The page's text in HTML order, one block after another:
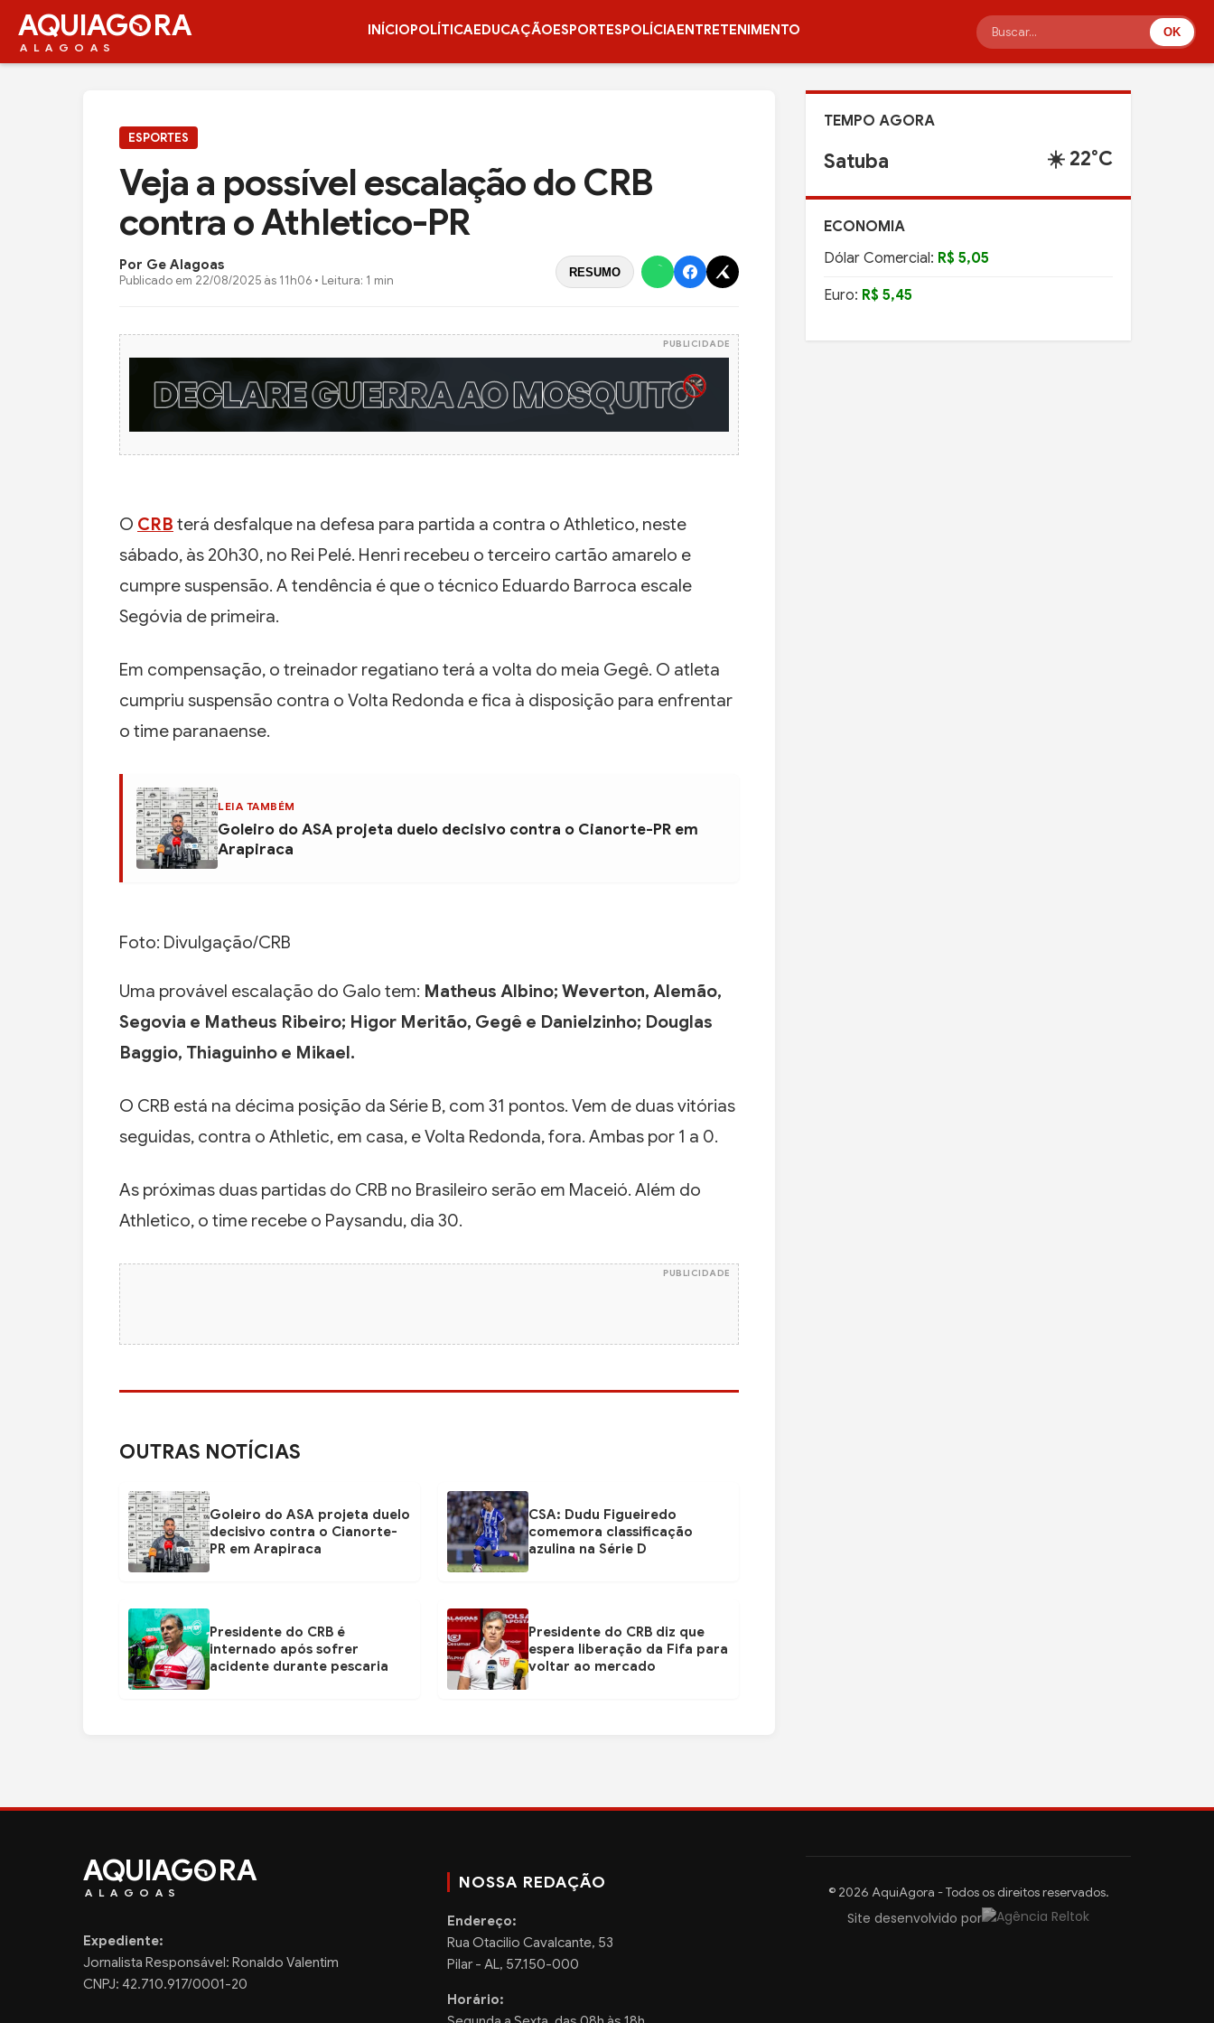
AQUIAG RA
ALAGOAS
INÍCIOPOLÍTICAEDUCAÇÃOESPORTESPOLÍCIAENTRETENIMENTO OK
ESPORTES
Veja a possível escalação do CRB
contra o Athletico-PR
Por Ge Alagoas
Publicado em 22/08/2025 às 11h06 • Leitura: 1 min
RESUMO
PUBLICIDADE
O CRB terá desfalque na defesa para partida a contra o Athletico, neste
sábado, às 20h30, no Rei Pelé. Henri recebeu o terceiro cartão amarelo e
cumpre suspensão. A tendência é que o técnico Eduardo Barroca escale
Segóvia de primeira.
Em compensação, o treinador regatiano terá a volta do meia Gegê. O atleta
cumpriu suspensão contra o Volta Redonda e fica à disposição para enfrentar
o time paranaense.
LEIA TAMBÉM
Goleiro do ASA projeta duelo decisivo contra o Cianorte-PR em
Arapiraca
Foto: Divulgação/CRB
Uma provável escalação do Galo tem: Matheus Albino; Weverton, Alemão,
Segovia e Matheus Ribeiro; Higor Meritão, Gegê e Danielzinho; Douglas
Baggio, Thiaguinho e Mikael.
O CRB está na décima posição da Série B, com 31 pontos. Vem de duas vitórias
seguidas, contra o Athletic, em casa, e Volta Redonda, fora. Ambas por 1 a 0.
As próximas duas partidas do CRB no Brasileiro serão em Maceió. Além do
Athletico, o time recebe o Paysandu, dia 30.
PUBLICIDADE
OUTRAS NOTÍCIAS
Goleiro do ASA projeta duelo
decisivo contra o Cianorte-
PR em Arapiraca
CSA: Dudu Figueiredo
comemora classificação
azulina na Série D
Presidente do CRB é
internado após sofrer
acidente durante pescaria
Presidente do CRB diz que
espera liberação da Fifa para
voltar ao mercado
TEMPO AGORA
Satuba ☀️ 22°C
ECONOMIA
Dólar Comercial: R$ 5,05
Euro: R$ 5,45
AQUIAG RA
ALAGOAS
Expediente:
Jornalista Responsável: Ronaldo Valentim
CNPJ: 42.710.917/0001-20
NOSSA REDAÇÃO
Endereço:
Rua Otacilio Cavalcante, 53
Pilar - AL, 57.150-000
Horário:
© 2026 AquiAgora - Todos os direitos reservados.
Site desenvolvido por